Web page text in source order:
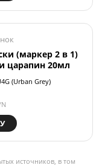
(маркер 2 в 1)
царапин 20мл
(Urban Grey)
источников, в том